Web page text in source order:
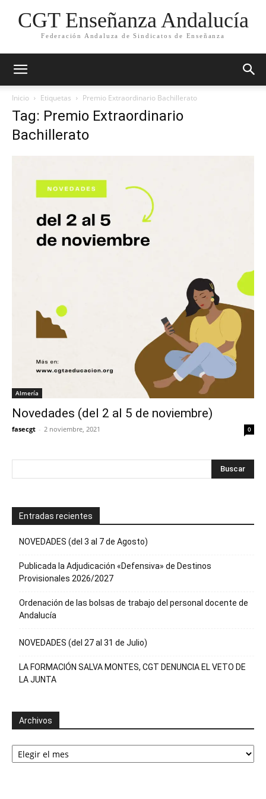
CGT Enseñanza Andalucía
Federación Andaluza de Sindicatos de Enseñanza
Inicio Etiquetas Premio Extraordinario Bachillerato
Tag: Premio Extraordinario
Bachillerato
Almería
Novedades (del 2 al 5 de noviembre)
fasecgt - 2 noviembre, 2021 0
Entradas recientes
NOVEDADES (del 3 al 7 de Agosto)
Publicada la Adjudicación «Defensiva» de Destinos
Provisionales 2026/2027
Ordenación de las bolsas de trabajo del personal docente de
Andalucía
NOVEDADES (del 27 al 31 de Julio)
LA FORMACIÓN SALVA MONTES, CGT DENUNCIA EL VETO DE
LA JUNTA
Archivos
Archivos